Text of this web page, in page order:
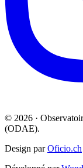
© 2026 ·
(ODAE).
Design parOficio.ch